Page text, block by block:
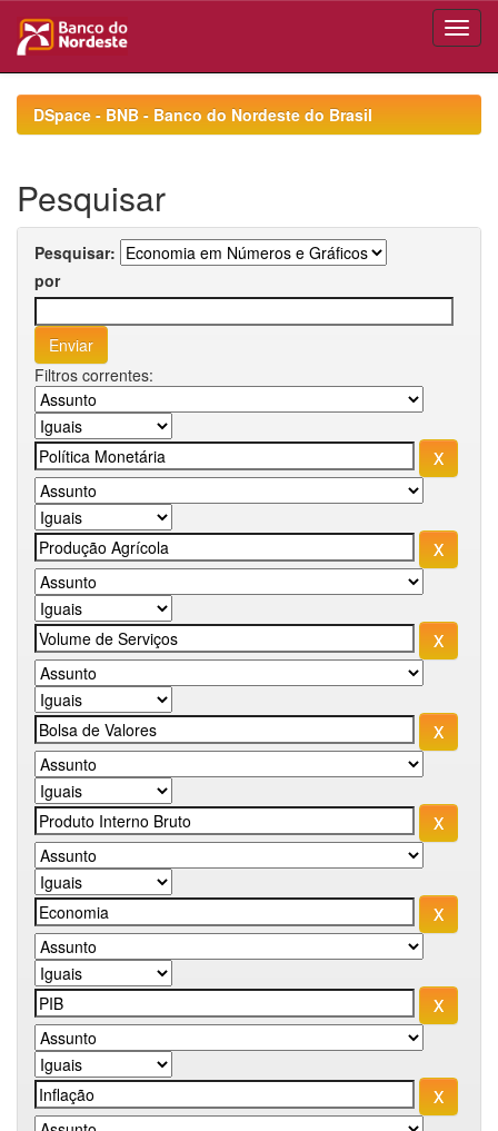
navigationDSpace - BNB - Banco do Nordeste do Brasil
Pesquisar
Pesquisar:
por
Filtros correntes: